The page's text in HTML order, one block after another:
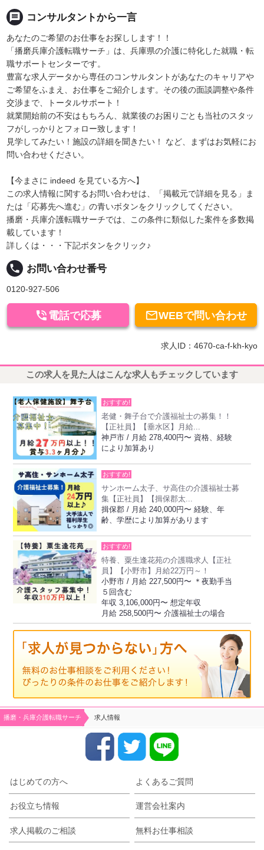
message コンサルタントから一言
あなたのご希望のお仕事をお探しします！！
「播磨兵庫介護転職サーチ」は、兵庫県の介護に特化した就職・転
職サポートセンターです。
豊富な求人データから専任のコンサルタントがあなたのキャリアや
ご希望をふまえ、お仕事をご紹介します。その後の面談調整や条件
交渉まで、トータルサポート！
就業開始前の不安はもちろん、就業後のお困りごとも当社のスタッ
フがしっかりとフォロー致します！
見学してみたい！施設の詳細を聞きたい！ など、まずはお気軽にお
問い合わせください。
【今まさに indeed を見ている方へ】
この求人情報に関するお問い合わせは、「掲載元で詳細を見る」ま
たは「応募先へ進む」の青いボタンをクリックしてください。
播磨・兵庫介護転職サーチでは、この条件に類似した案件を多数掲
載しています！
詳しくは・・・下記ボタンをクリック♪
local_phone お問い合わせ番号
0120-927-506
WEBで問い合わせ
 電話で応募
求人ID：4670-ca-f-kh-kyo
この求人を見た人はこんな求人もチェックしています
おすすめ!
老健・舞子台で介護福祉士の募集！！
【正社員】【垂水区】月給...
神戸市 / 月給 278,400円〜 資格、経験
により加算あり
おすすめ!
サンホーム太子、サ高住の介護福祉士募
集【正社員】【揖保郡太...
揖保郡 / 月給 240,000円〜 経験、年
齢、学歴により加算があります
おすすめ!
特養、粟生逢花苑の介護職求人【正社
員】【小野市】月給22万円～！
小野市 / 月給 227,500円〜 ＊夜勤手当
５回含む
年収 3,106,000円〜 想定年収
月給 258,500円〜 介護福祉士の場合
播磨・兵庫介護転職サーチ 求人情報
はじめての方へ よくあるご質問
お役立ち情報 運営会社案内
求人掲載のご相談 無料お仕事相談